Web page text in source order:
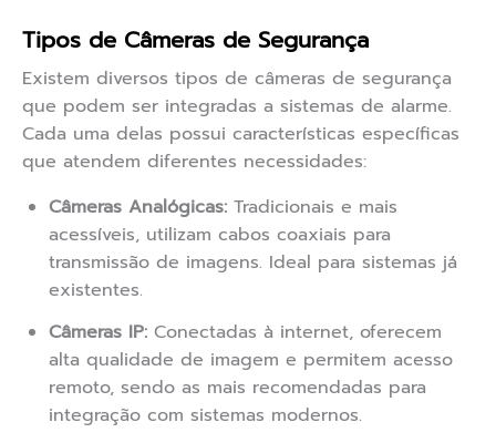
Tipos de Câmeras de Segurança
Existem diversos tipos de câmeras de segurança
que podem ser integradas a sistemas de alarme.
Cada uma delas possui características específicas
que atendem diferentes necessidades:
Câmeras Analógicas: Tradicionais e mais
acessíveis, utilizam cabos coaxiais para
transmissão de imagens. Ideal para sistemas já
existentes.
Câmeras IP: Conectadas à internet, oferecem
alta qualidade de imagem e permitem acesso
remoto, sendo as mais recomendadas para
integração com sistemas modernos.